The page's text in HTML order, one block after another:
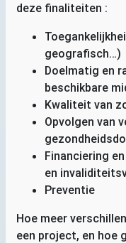
deze finaliteiten :
geografisch…)
Doelmatig en
beschikbare
Kwaliteit van
Opvolgen van
Financiering
en
Preventie
Hoe meer
een project, en hoe